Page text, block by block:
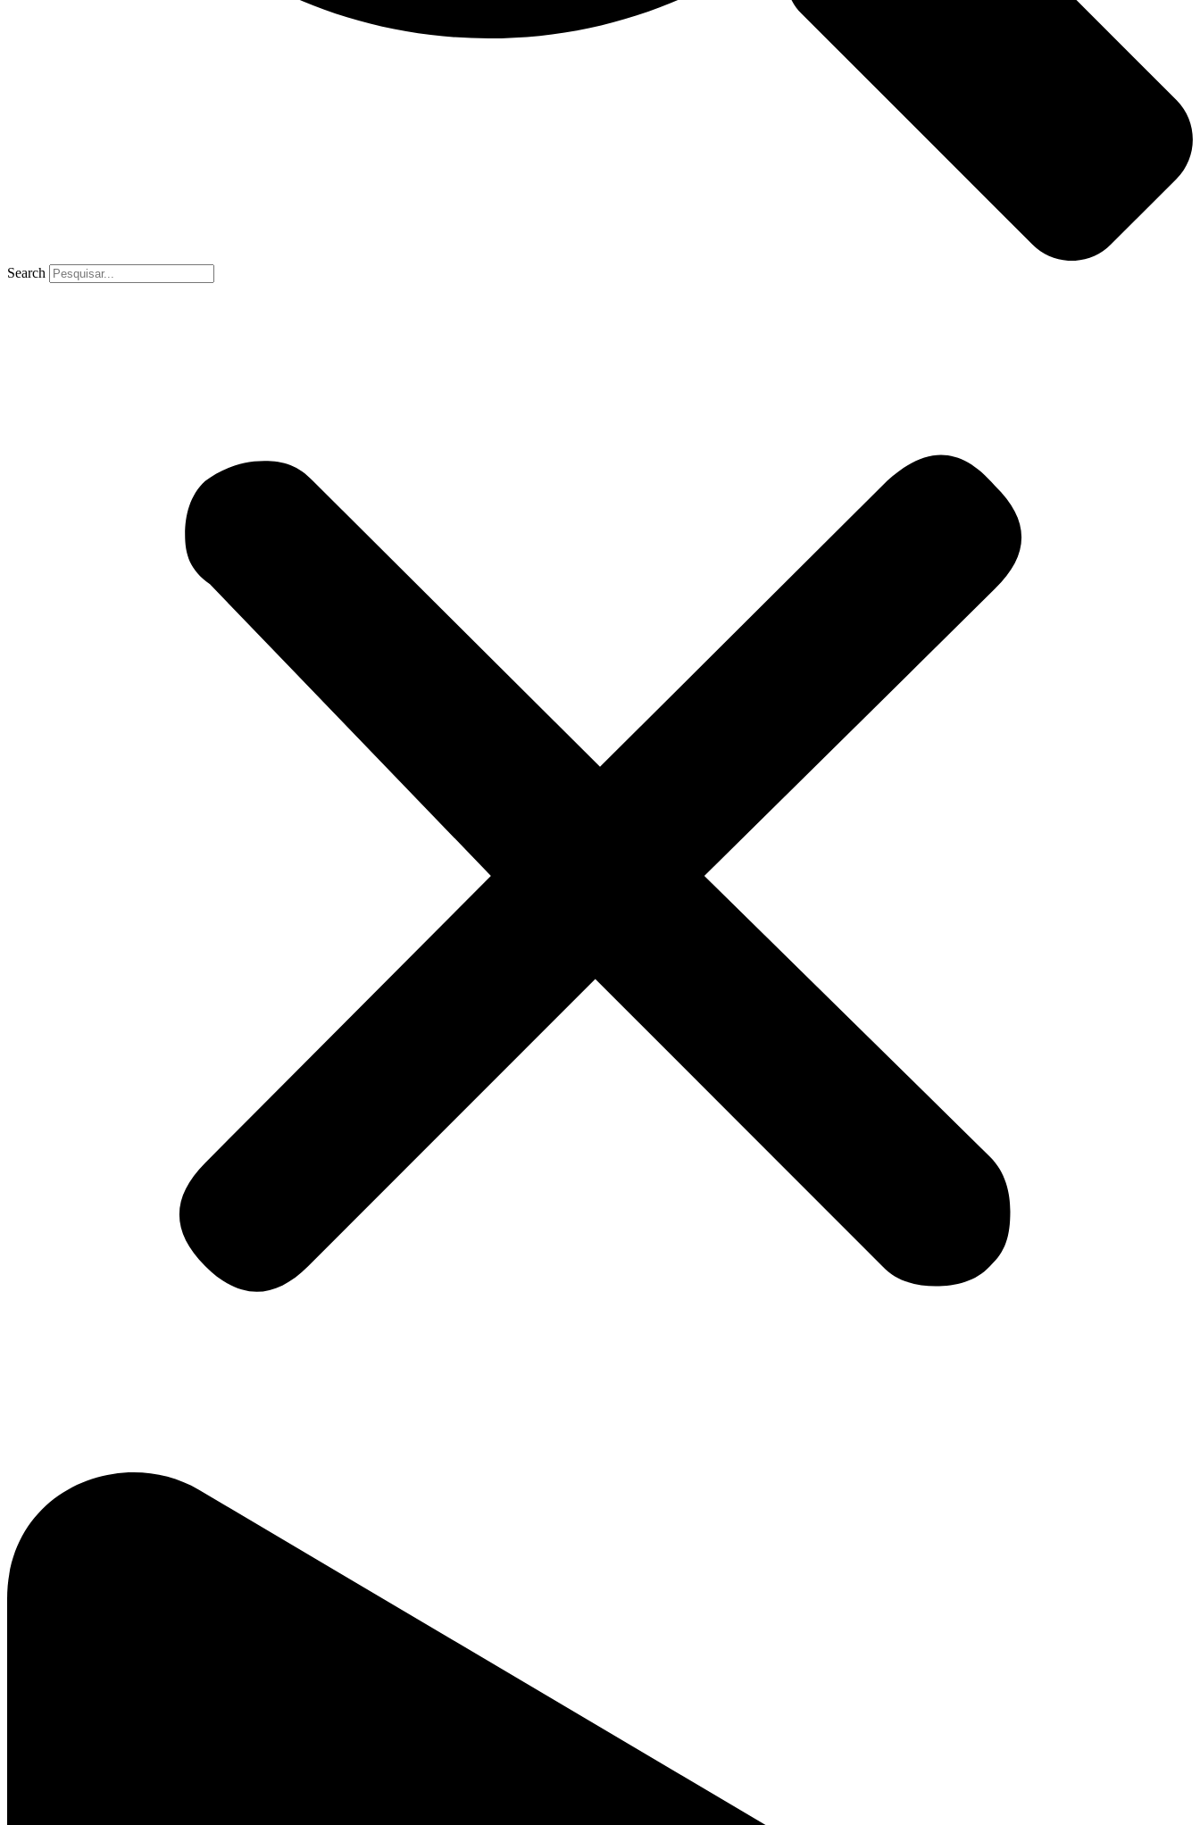
Search